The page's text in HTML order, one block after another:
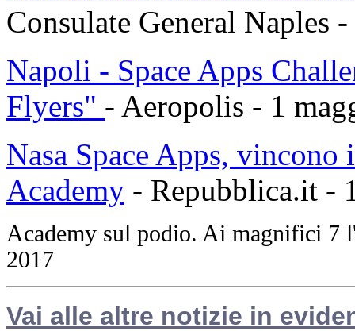
Consulate General Naples
Napoli - Space Apps
Flyers" - Aeropolis - 1
Nasa Space Apps,
Academy - Repubblica.it -
Academy sul podio. Ai magnifici 7
2017
Vai alle altre notizie in